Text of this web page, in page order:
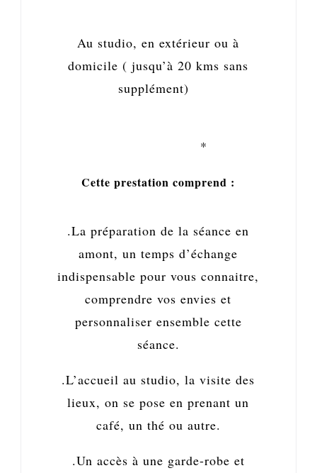
Au studio, en extérieur ou à
domicile ( jusqu’à 20 kms sans
supplément)
*
Cette prestation comprend :
.La préparation de la séance en
amont, un temps d’échange
indispensable pour vous connaitre,
comprendre vos envies et
personnaliser ensemble cette
séance.
.L’accueil au studio, la visite des
lieux, on se pose en prenant un
café, un thé ou autre.
.Un accès à une garde-robe et